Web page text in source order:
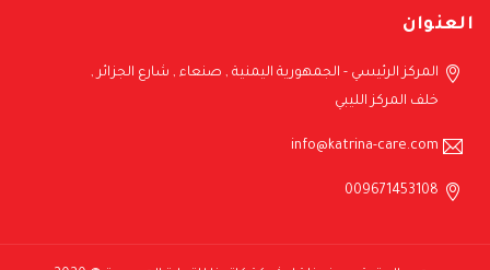
العنوان
المركز الرئيسي - الجمهورية اليمنية , صنعاء , شارع الجزائر ,
خلف المركز الليبي
info@katrina-care.com
009671453108